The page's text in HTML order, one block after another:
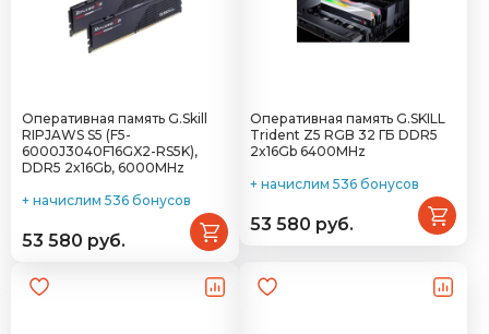
Оперативная память G.Skill
RIPJAWS S5 (F5-
6000J3040F16GX2-RS5K),
DDR5 2x16Gb, 6000MHz
+ начислим 536 бонусов
53 580 руб.
Оперативная память G.SKILL
Trident Z5 RGB 32 ГБ DDR5
2x16Gb 6400MHz
+ начислим 536 бонусов
53 580 руб.